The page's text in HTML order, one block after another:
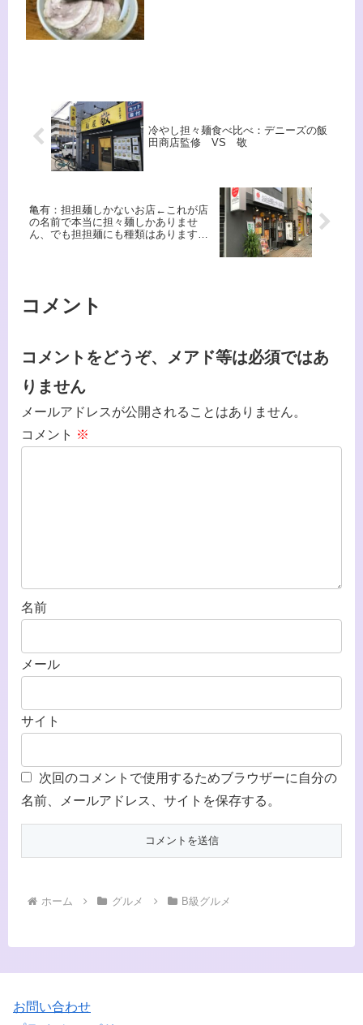
冷やし担々麺食べ比べ：デニーズの飯
田商店監修 VS 敬
亀有：担担麺しかないお店←これが店
の名前で本当に担々麺しかありませ
ん、でも担担麺にも種類はあります
コメント
コメントをどうぞ、メアド等は必須ではあ
りません
メールアドレスが公開されることはありません。
コメント ※
名前
メール
サイト
次回のコメントで使用するためブラウザーに自分の
名前、メールアドレス、サイトを保存する。
ホーム グルメ B級グルメ
お問い合わせ